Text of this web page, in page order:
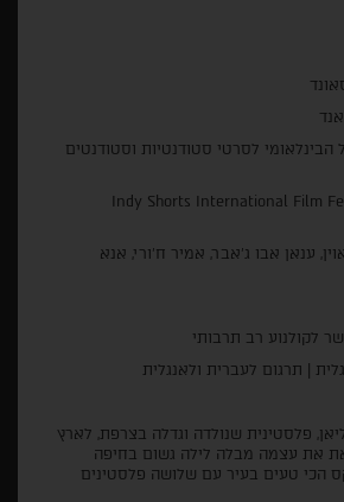
לסרטי סטודנטיות וסטודנטים
Indy Shorts International Film
ענאן אבו ג'אבר, אמיר ח'ורי, אנא
לקולנוע רב תרבותי
פלסטינית שנולדה וגדלה בצרפת, לארץ
את עצמה מבלה לילה גשום בחיפה
הכי טעים בעיר עם שלושה פלסטינים